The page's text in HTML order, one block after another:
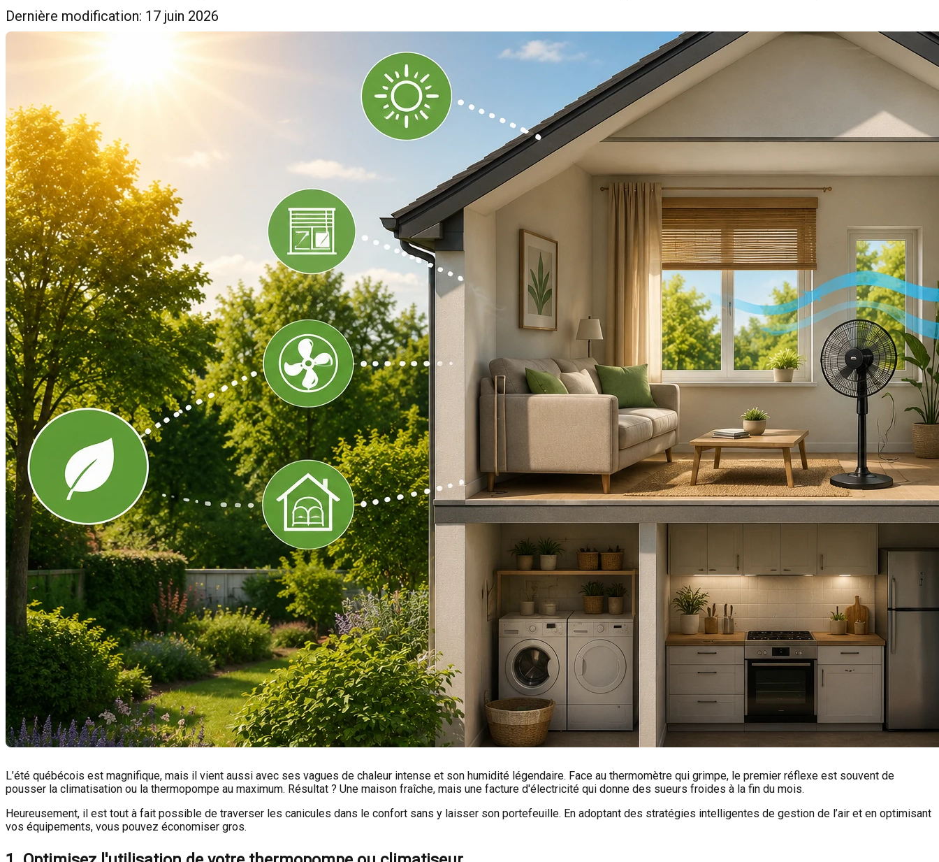
Dernière modification: 17 juin 2026
L’été québécois est magnifique, mais il vient aussi avec ses vagues de chaleur intense et son humidité légendaire. Face au thermomètre qui grimpe, le premier réflexe est souvent de
pousser la climatisation ou la thermopompe au maximum. Résultat ? Une maison fraîche, mais une facture d'électricité qui donne des sueurs froides à la fin du mois.
Heureusement, il est tout à fait possible de traverser les canicules dans le confort sans y laisser son portefeuille. En adoptant des stratégies intelligentes de gestion de l’air et en optimisant
vos équipements, vous pouvez économiser gros.